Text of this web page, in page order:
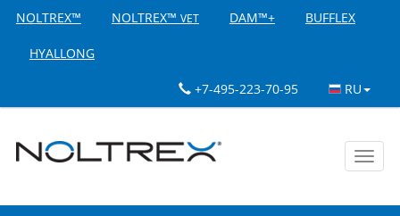
NOLTREX™ NOLTREX™ VET DAM™+ BUFFLEX
HYALLONG
+7-495-223-70-95 RU